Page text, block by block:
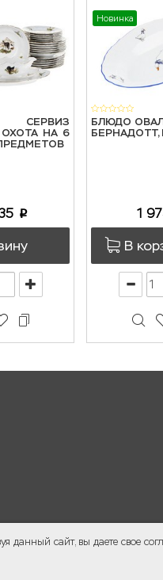
СЕРВИЗ
НА 6
p
БЛЮДО
БЕРНАДОТТ,
Новинка
1
В
данный сайт, вы даете свое